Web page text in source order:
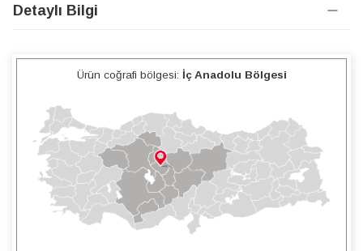
Detaylı Bilgi
Ürün coğrafi bölgesi: İç Anadolu Bölgesi